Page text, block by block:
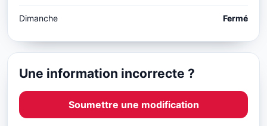
Dimanche Fermé
Une information incorrecte ?
Soumettre une modification